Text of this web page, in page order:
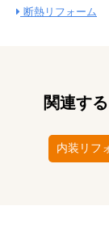
断熱リフォーム
関連す
内装リフ